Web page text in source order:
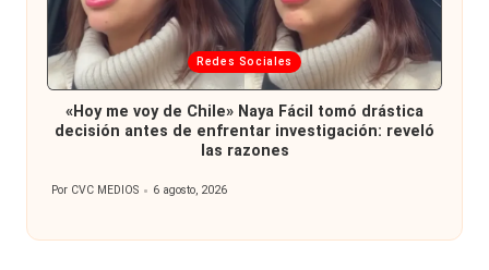
Publicada
en
Redes Sociales
«Hoy me voy de Chile» Naya Fácil tomó drástica
decisión antes de enfrentar investigación: reveló
las razones
Publicado
Por CVC MEDIOS 6 agosto, 2026